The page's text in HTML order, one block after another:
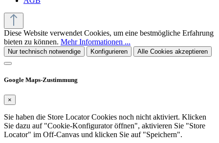
Diese Website verwendet Cookies, um eine bestmögliche Erfahrung
bieten zu können. Mehr Informationen ...
Nur technisch notwendige Konfigurieren Alle Cookies akzeptieren
Google Maps-Zustimmung
×
Sie haben die Store Locator Cookies noch nicht aktiviert. Klicken
Sie dazu auf "Cookie-Konfigurator öffnen", aktivieren Sie "Store
Locator" im Off-Canvas und klicken Sie auf "Speichern".